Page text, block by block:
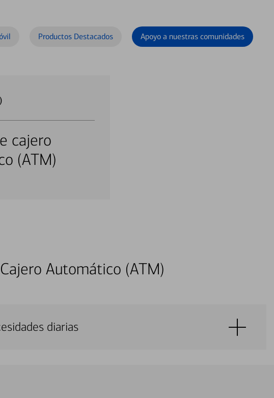
Productos Destacados Apoyo a nuestras comunidades
cajero
(ATM)
Automático (ATM)
diarias